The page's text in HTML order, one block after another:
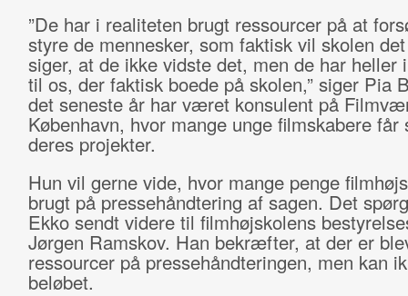
”De har i realiteten brugt ressourcer på at
styre de mennesker, som faktisk vil skolen
siger, at de ikke vidste det, men de har heller
til os, der faktisk boede på skolen,” siger Pia
det seneste år har været konsulent på
København, hvor mange unge filmskabere får
deres projekter.
Hun vil gerne vide, hvor mange penge
brugt på pressehåndtering af sagen. Det
Ekko sendt videre til filmhøjskolens
Jørgen Ramskov. Han bekræfter, at der er
ressourcer på pressehåndteringen, men kan
beløbet.